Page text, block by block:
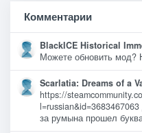
Комментарии
BlackICE Historical
Можете обновить мод?
Scarlatia: Dreams of a
https://
за румына прошел